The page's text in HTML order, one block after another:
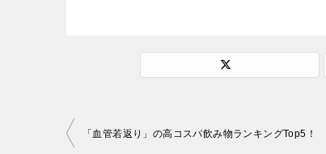
投
「血管若返り」の高コスパ飲み物ランキングTop5！